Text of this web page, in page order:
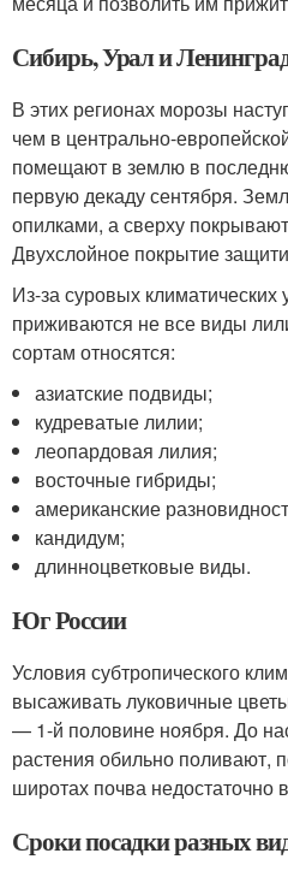
Сибирь, Урал и
В этих регионах морозы
чем в центрально-
помещают в землю в
первую декаду сентября.
опилками, а сверху
Двухслойное покрытие
Из-за суровых климатических
приживаются не все виды
сортам относятся:
азиатские подвиды;
кудреватые лилии;
леопардовая лилия;
восточные гибриды;
американские
кандидум;
длинноцветковые виды.
Юг России
Условия субтропического
высаживать луковичные
— 1-й половине ноября. До
растения обильно поливают,
широтах почва недостаточно
Сроки посадки разных